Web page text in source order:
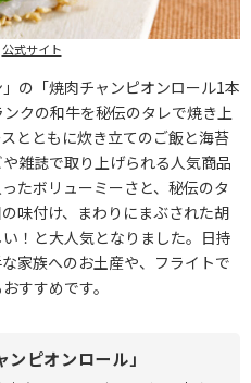
公式サイト
の「焼肉チャンピオンロール1本
クの和牛を秘伝のタレで焼き上
とともに炊き立てのご飯と海苔
雑誌で取り上げられる人気商品
たボリューミーさと、秘伝のタ
味付け、まわりにまぶされた胡
！と大人気となりました。日持
家族へのお土産や、フライトで
すすめです。
ピオンロール」